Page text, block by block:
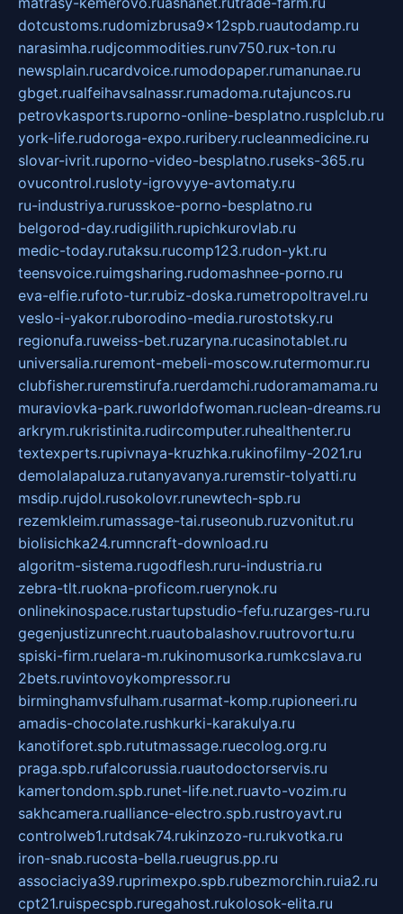
dotcustoms.rudomizbrusa9x12spb.ruautodamp.ru
narasimha.rudjcommodities.runv750.rux-ton.ru
newsplain.rucardvoice.rumodopaper.rumanunae.ru
gbget.rualfeihavsalnassr.rumadoma.rutajuncos.ru
petrovkasports.ruporno-online-besplatno.rusplclub.ru
york-life.rudoroga-expo.ruribery.rucleanmedicine.ru
slovar-ivrit.ruporno-video-besplatno.ruseks-365.ru
ovucontrol.rusloty-igrovyye-avtomaty.ru
ru-industriya.rurusskoe-porno-besplatno.ru
belgorod-day.rudigilith.rupichkurovlab.ru
medic-today.rutaksu.rucomp123.rudon-ykt.ru
teensvoice.ruimgsharing.rudomashnee-porno.ru
eva-elfie.rufoto-tur.rubiz-doska.rumetropoltravel.ru
veslo-i-yakor.ruborodino-media.rurostotsky.ru
regionufa.ruweiss-bet.ruzaryna.rucasinotablet.ru
universalia.ruremont-mebeli-moscow.rutermomur.ru
clubfisher.ruremstirufa.ruerdamchi.rudoramamama.ru
muraviovka-park.ruworldofwoman.ruclean-dreams.ru
arkrym.rukristinita.rudircomputer.ruhealthenter.ru
textexperts.rupivnaya-kruzhka.rukinofilmy-2021.ru
demolalapaluza.rutanyavanya.ruremstir-tolyatti.ru
msdip.rujdol.rusokolovr.runewtech-spb.ru
rezemkleim.rumassage-tai.ruseonub.ruzvonitut.ru
biolisichka24.rumncraft-download.ru
algoritm-sistema.rugodflesh.ruru-industria.ru
zebra-tlt.ruokna-proficom.ruerynok.ru
onlinekinospace.rustartupstudio-fefu.ruzarges-ru.ru
gegenjustizunrecht.ruautobalashov.ruutrovortu.ru
spiski-firm.ruelara-m.rukinomusorka.rumkcslava.ru
2bets.ruvintovoykompressor.ru
birminghamvsfulham.rusarmat-komp.rupioneeri.ru
amadis-chocolate.rushkurki-karakulya.ru
kanotiforet.spb.rututmassage.ruecolog.org.ru
praga.spb.rufalcorussia.ruautodoctorservis.ru
kamertondom.spb.runet-life.net.ruavto-vozim.ru
sakhcamera.rualliance-electro.spb.rustroyavt.ru
controlweb1.rutdsak74.rukinzozo-ru.rukvotka.ru
iron-snab.rucosta-bella.rueugrus.pp.ru
associaciya39.ruprimexpo.spb.rubezmorchin.ruia2.ru
cpt21.ruispecspb.ruregahost.rukolosok-elita.ru